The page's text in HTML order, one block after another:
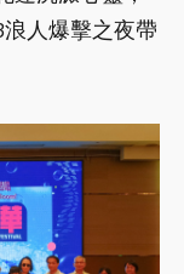
人爆擊之夜帶